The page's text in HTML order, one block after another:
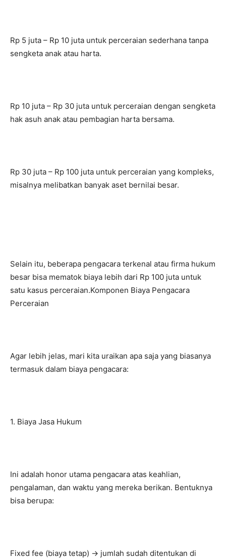
Rp 5 juta – Rp 10 juta untuk perceraian sederhana tanpa
sengketa anak atau harta.
Rp 10 juta – Rp 30 juta untuk perceraian dengan sengketa
hak asuh anak atau pembagian harta bersama.
Rp 30 juta – Rp 100 juta untuk perceraian yang kompleks,
misalnya melibatkan banyak aset bernilai besar.
Selain itu, beberapa pengacara terkenal atau firma hukum
besar bisa mematok biaya lebih dari Rp 100 juta untuk
satu kasus perceraian.Komponen Biaya Pengacara
Perceraian
Agar lebih jelas, mari kita uraikan apa saja yang biasanya
termasuk dalam biaya pengacara:
1. Biaya Jasa Hukum
Ini adalah honor utama pengacara atas keahlian,
pengalaman, dan waktu yang mereka berikan. Bentuknya
bisa berupa:
Fixed fee (biaya tetap) → jumlah sudah ditentukan di